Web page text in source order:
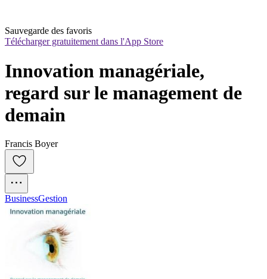
Sauvegarde des favoris
Télécharger gratuitement dans l'App Store
Innovation managériale,
regard sur le management de
demain
Francis Boyer
BusinessGestion